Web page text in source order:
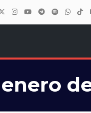
España